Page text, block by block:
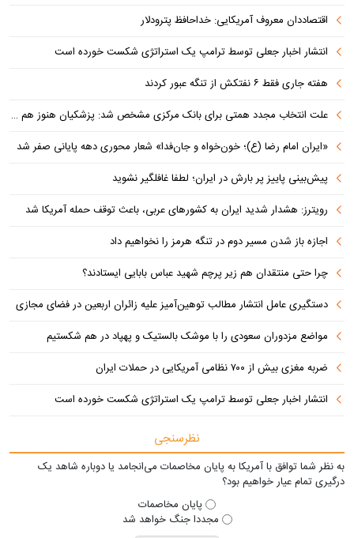
اقتصاددان معروف آمریکایی: خداحافظ پترودلار
انتشار اخبار جعلی توسط ترامپ یک استراتژی شکست خورده است
هفته جاری فقط ۶ نفتکش از تنگه عبور کردند
علت انتخاب مجدد همتی برای بانک مرکزی مشخص شد: پزشکیان هنوز هم متوجه نشده است چرا همتی استیضاح شد!
«ایران امام رضا (ع)؛ خون‌خواه و جان‌فدا» شعار محوری دهه پایانی صفر شد
پیش‌بینی پاییز پر بارش در ایران؛ لطفا غافلگیر نشوید
رویترز: هشدار شدید ایران به کشورهای عربی، باعث توقف حمله آمریکا شد
اجازه باز شدن مسیر دوم در تنگه هرمز را نخواهیم داد
چرا حتی منتقدان هم زیر پرچم شهید عباس بابایی ایستادند؟
دستگیری عامل انتشار مطالب توهین‌آمیز علیه زائران اربعین در فضای مجازی
مواضع مزدوران سعودی را با موشک بالستیک و پهپاد در هم شکستیم
ضربه مغزی بیش از ۷۰۰ نظامی آمریکایی در حملات ایران
انتشار اخبار جعلی توسط ترامپ یک استراتژی شکست خورده است
نظرسنجی
به نظر شما توافق با آمریکا به پایان مخاصمات می‌انجامد یا دوباره شاهد یک
درگیری تمام عیار خواهیم بود؟
پایان مخاصمات
مجددا جنگ خواهد شد